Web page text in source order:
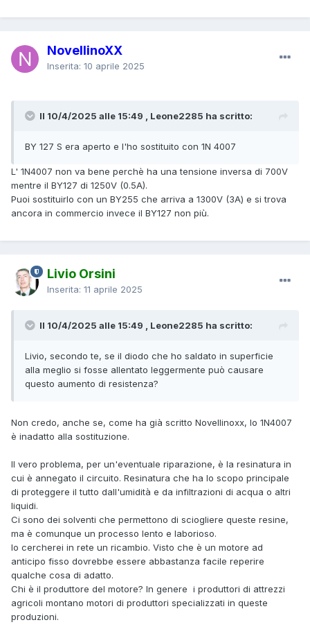
NovellinoXX
Inserita: 10 aprile 2025
Il 10/4/2025 alle 15:49 , Leone2285 ha scritto:
BY 127 S era aperto e l'ho sostituito con 1N 4007
L' 1N4007 non va bene perchè ha una tensione inversa di 700V
mentre il BY127 di 1250V (0.5A).
Puoi sostituirlo con un BY255 che arriva a 1300V (3A) e si trova
ancora in commercio invece il BY127 non più.
Livio Orsini
Inserita: 11 aprile 2025
Il 10/4/2025 alle 15:49 , Leone2285 ha scritto:
Livio, secondo te, se il diodo che ho saldato in superficie
alla meglio si fosse allentato leggermente può causare
questo aumento di resistenza?
Non credo, anche se, come ha già scritto Novellinoxx, lo 1N4007
è inadatto alla sostituzione.
Il vero problema, per un'eventuale riparazione, è la resinatura in
cui è annegato il circuito. Resinatura che ha lo scopo principale
di proteggere il tutto dall'umidità e da infiltrazioni di acqua o altri
liquidi.
Ci sono dei solventi che permettono di sciogliere queste resine,
ma è comunque un processo lento e laborioso.
Io cercherei in rete un ricambio. Visto che è un motore ad
anticipo fisso dovrebbe essere abbastanza facile reperire
qualche cosa di adatto.
Chi è il produttore del motore? In genere i produttori di attrezzi
agricoli montano motori di produttori specializzati in queste
produzioni.